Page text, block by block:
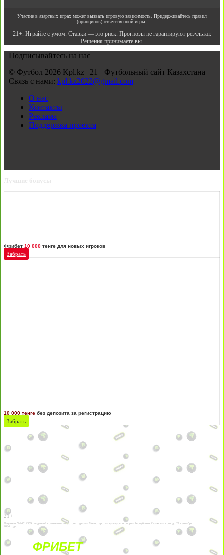
Участие в азартных играх может вызвать игровую зависимость. Придерживайтесь правил
(принципов) ответственной игры.
21+. Играйте с умом. Ставки — это риск. Прогнозы не гарантируют результат.
Решения принимаете вы.
Подписывайтесь на нас
© Футбол 2026 Kpl.kz | 21+ Футбольный сайт Казахстана |
Связь с нами: kpl.kz2022@gmail.com
О нас
Контакты
Реклама
Поддержка проекта
Лучшие бонусы
Фрибет 10 000 тенге для новых игроков
Забрать
10 000 тенге без депозита за регистрацию
Забрать
21+
Лицензии №24514359, выданной комитетом индустрии туризма Министерства культуры и спорта Республики Казахстан срок до 27 сентября
2034 года.
ФРИБЕТ